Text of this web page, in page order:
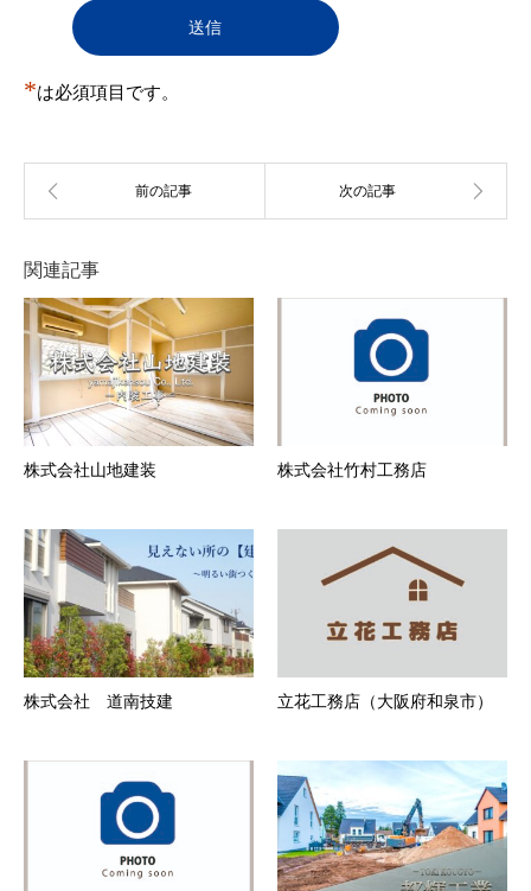
判明した場合も承認を取り消すことがある。
登録申込をした自然人・法人・団体・組織等が
（２）登録申込の際の申告事項に、虚偽の記載、誤
れがあると事務局が判断する場合
（４）
反社会的活動を行う団体もしくはこれらと関連
行った者
（６）その他事務局が会員とすることを不適当と判断
した場合
第5条 会員情報の変更
１．会員は、登録情報（住所・電話番号等）に変更が
あった場合、速やかに当社所定の方法により、変
更事項を当社に通知しするものとします。
２．前項の届出がなかったことで会員が不利益を被っ
たとしても、当社は一切その責任を負いません。
生じた損害について、事務局はいずれに対しても
一切責任を負いません。
第6条 会員登録の抹消
１．会員が登録抹消・途中解約する場合は、所定の方
法にて事務局に直ちに届け出ることとします。
２．本サービスの会員資格は一法人又は一個人専属の
３．退会した会員の会員情報、当会社が当該会員の退
第7条 当社からの通知
当社は、本サービスのウェブサイト上での掲示や
電子メールの送付、その他当社が適当と判断する
方法により、会員に対し、随時必要な事項を通知
します。また、会員は本サービスウェブサイトに
*は必須項目です。
関連記事
株式会社山地建装 株式会社竹村工務店
株式会社 道南技建 立花工務店（大阪府和泉市）